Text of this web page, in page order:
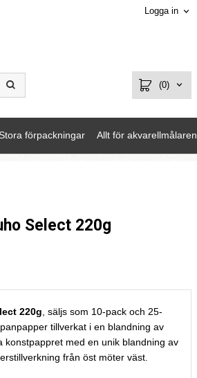
Logga in
(0)
Stora förpackningar Allt för akvarellmålaren
Select 220g
220g, säljs som 10-pack och 25-
tillverkat i en blandning av
konstpappret med en unik blandning av
från öst möter väst.